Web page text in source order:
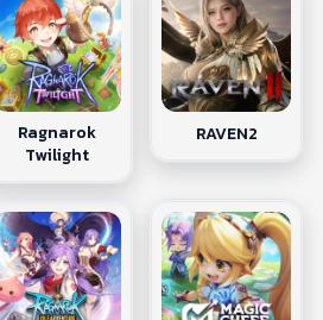
Ragnarok
Twilight
RAVEN2